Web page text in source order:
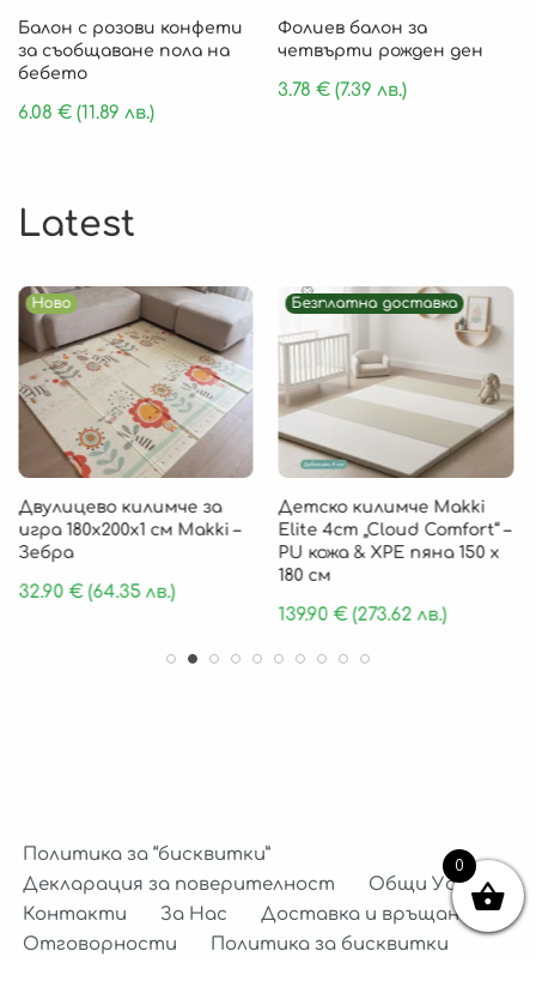
Балон с розови конфети
за съобщаване пола на
бебето
6.08 € (11.89 лв.)
Фолиев балон за
четвърти рожден ден
3.78€ (7.39 лв.)
Latest
Ново
Двулицево килимче за
игра 180х200х1 см Makki –
Зебра
32.90 €(64.35 лв.)
Безплатна доставка
Детско килимче Makki
Elite 4cm „Cloud Comfort“ –
PU кожа & XPE пяна 150 х
180 см
139.90€(273.62 лв.)
Политика за “бисквитки”
Декларация за поверителност
Общи Условия
Контакти
За Нас
Доставка и връщане
Отговорности
Политика за бисквитки
0